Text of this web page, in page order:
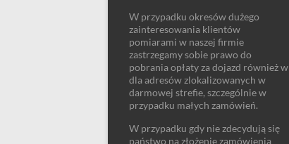
W przypadku okresów dużego
zainteresowania klientów
pomiarami w naszej firmie
zastrzegamy sobie prawo do
pobrania opłaty za dojazd również w
dla adresów zlokalizowanych w
darmowej strefie, szczególnie w
przypadku małych zamówień.
W przypadku gdy nie zdecydują się
państwo na złożenie zamówienia